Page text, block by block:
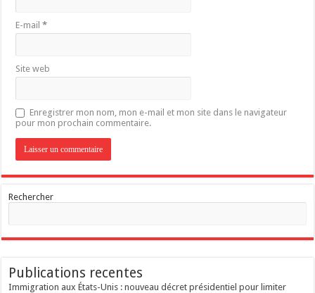
E-mail*
Site web
Enregistrer mon nom, mon e-mail et mon site dans le navigateur
pour mon prochain commentaire.
Rechercher
Publications recentes
Immigration aux États-Unis : nouveau décret présidentiel pour limiter